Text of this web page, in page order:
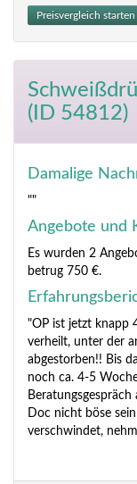
Preisvergleich starten
(ID 54812)
Damalige
""
Angebote und
Es wurden 2
betrug 750 €.
"OP ist jetzt knapp
verheilt, unter der
abgestorben!! Bis
noch ca. 4-5
Doc nicht böse
verschwindet,